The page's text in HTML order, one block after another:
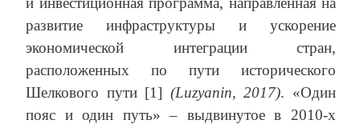
развитие инфраструктуры и ускорение
экономической интеграции стран,
расположенных по пути исторического
Шелкового пути [1] (Luzyanin, 2017). «Один
пояс и один путь» – выдвинутое в 2010-х